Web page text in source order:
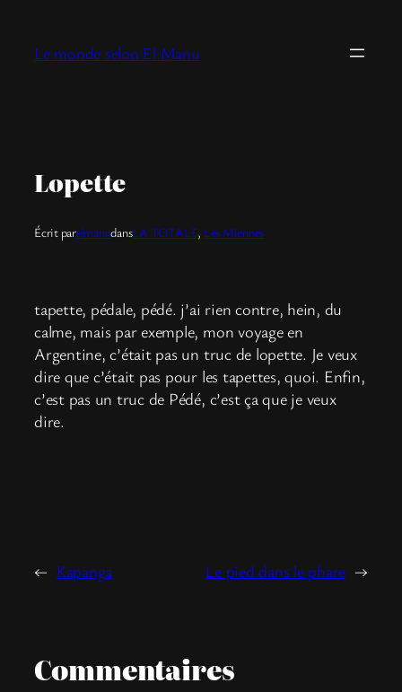
contenu
Le monde selon El Manu
Lopette
Écrit parelmanudansLA TOTALE, Les Miennes
tapette, pédale, pédé. j’ai rien contre, hein, du
calme, mais par exemple, mon voyage en
Argentine, c’était pas un truc de lopette. Je veux
dire que c’était pas pour les tapettes, quoi. Enfin,
c’est pas un truc de Pédé, c’est ça que je veux
dire.
← Kapanga Le pied dans le phare →
Commentaires